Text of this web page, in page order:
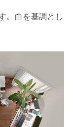
。白を基調とし